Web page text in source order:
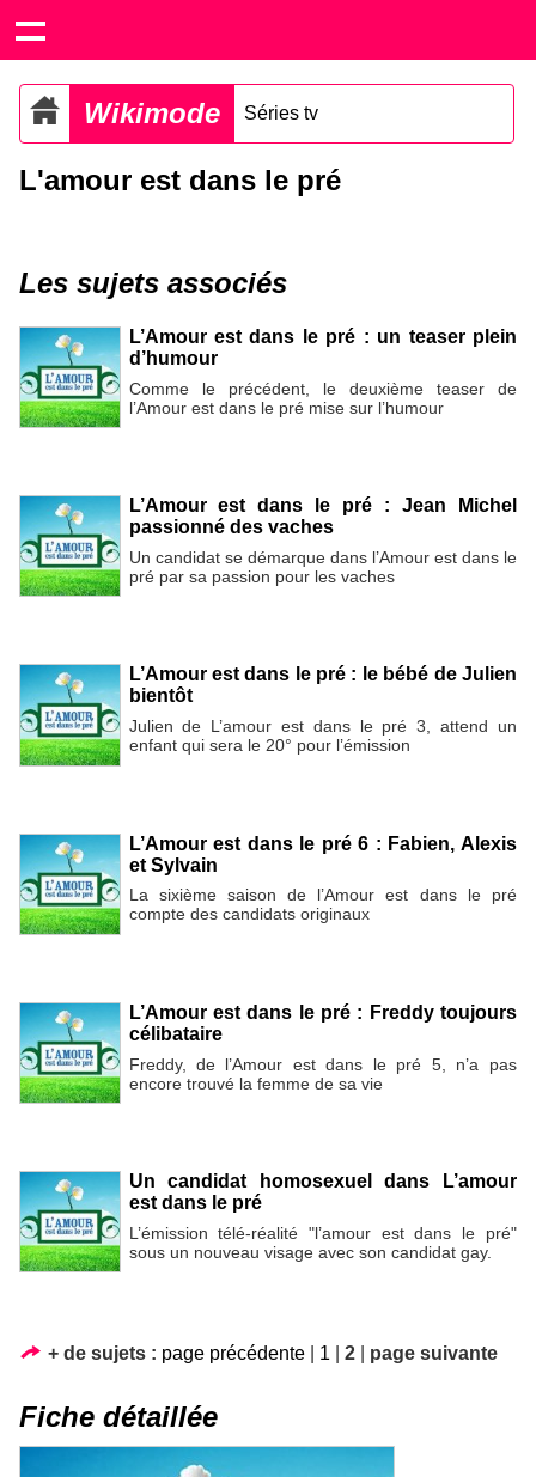
Wikimode Séries tv
L'amour est dans le pré
Les sujets associés
L’Amour est dans le pré : un teaser plein
d’humour
Comme le précédent, le deuxième teaser de
l’Amour est dans le pré mise sur l’humour
L’Amour est dans le pré : Jean Michel
passionné des vaches
Un candidat se démarque dans l’Amour est dans le
pré par sa passion pour les vaches
L’Amour est dans le pré : le bébé de Julien
bientôt
Julien de L’amour est dans le pré 3, attend un
enfant qui sera le 20° pour l’émission
L’Amour est dans le pré 6 : Fabien, Alexis
et Sylvain
La sixième saison de l’Amour est dans le pré
compte des candidats originaux
L’Amour est dans le pré : Freddy toujours
célibataire
Freddy, de l’Amour est dans le pré 5, n’a pas
encore trouvé la femme de sa vie
Un candidat homosexuel dans L’amour
est dans le pré
L’émission télé-réalité "l’amour est dans le pré"
sous un nouveau visage avec son candidat gay.
+ de sujets : page précédente 1 2 page suivante
Fiche détaillée